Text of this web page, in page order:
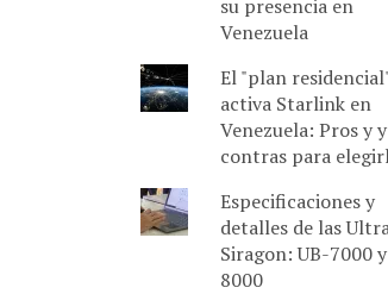
su presencia en
Venezuela
El "plan
activa Starlink en
Venezuela: Pros y y
contras para
Especificaciones y
detalles de las
Siragon: UB-7000
8000